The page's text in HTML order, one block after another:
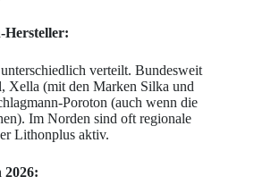
Hersteller:
verteilt. Bundesweit
Xella (mit den Marken Silka und
Poroton (auch wenn die
Im Norden sind oft regionale
Lithonplus aktiv.
2026: